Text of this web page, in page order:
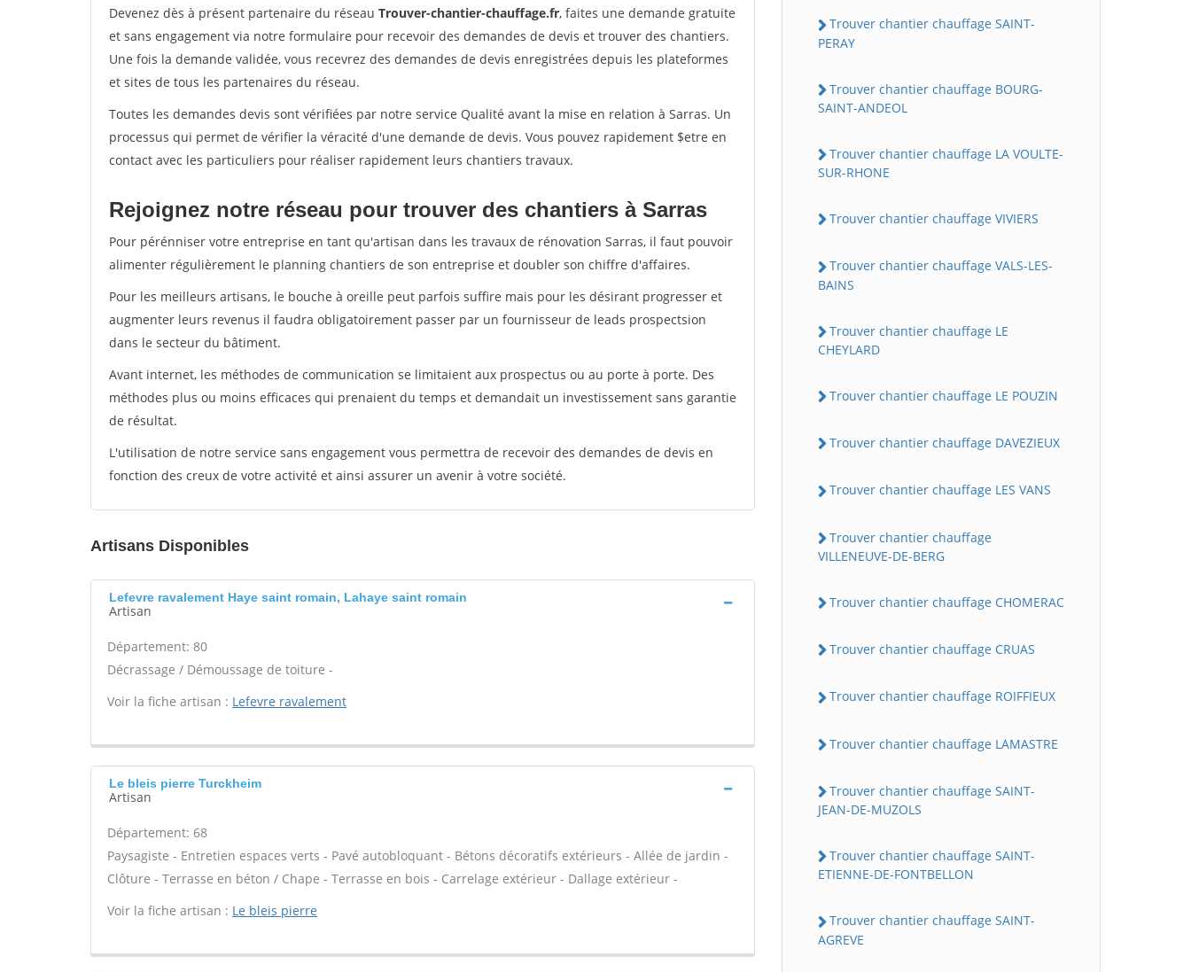
Devenez dès à présent partenaire du réseau Trouver-chantier-chauffage.fr, faites une demande gratuite
et sans engagement via notre formulaire pour recevoir des demandes de devis et trouver des chantiers.
Une fois la demande validée, vous recevrez des demandes de devis enregistrées depuis les plateformes
et sites de tous les partenaires du réseau.
Toutes les demandes devis sont vérifiées par notre service Qualité avant la mise en relation à Sarras. Un
processus qui permet de vérifier la véracité d'une demande de devis. Vous pouvez rapidement $etre en
contact avec les particuliers pour réaliser rapidement leurs chantiers travaux.
Rejoignez notre réseau pour trouver des chantiers à Sarras
Pour pérénniser votre entreprise en tant qu'artisan dans les travaux de rénovation Sarras, il faut pouvoir
alimenter régulièrement le planning chantiers de son entreprise et doubler son chiffre d'affaires.
Pour les meilleurs artisans, le bouche à oreille peut parfois suffire mais pour les désirant progresser et
augmenter leurs revenus il faudra obligatoirement passer par un fournisseur de leads prospectsion
dans le secteur du bâtiment.
Avant internet, les méthodes de communication se limitaient aux prospectus ou au porte à porte. Des
méthodes plus ou moins efficaces qui prenaient du temps et demandait un investissement sans garantie
de résultat.
L'utilisation de notre service sans engagement vous permettra de recevoir des demandes de devis en
fonction des creux de votre activité et ainsi assurer un avenir à votre société.
Artisans Disponibles
Lefevre ravalement Haye saint romain, Lahaye saint romain
Artisan
Département: 80
Décrassage / Démoussage de toiture -
Voir la fiche artisan : Lefevre ravalement
Le bleis pierre Turckheim
Artisan
Département: 68
Paysagiste - Entretien espaces verts - Pavé autobloquant - Bétons décoratifs extérieurs - Allée de jardin -
Clôture - Terrasse en béton / Chape - Terrasse en bois - Carrelage extérieur - Dallage extérieur -
Voir la fiche artisan : Le bleis pierre
Trouver chantier chauffage SAINT-
PERAY
Trouver chantier chauffage BOURG-
SAINT-ANDEOL
Trouver chantier chauffage LA VOULTE-
SUR-RHONE
Trouver chantier chauffage VIVIERS
Trouver chantier chauffage VALS-LES-
BAINS
Trouver chantier chauffage LE
CHEYLARD
Trouver chantier chauffage LE POUZIN
Trouver chantier chauffage DAVEZIEUX
Trouver chantier chauffage LES VANS
Trouver chantier chauffage
VILLENEUVE-DE-BERG
Trouver chantier chauffage CHOMERAC
Trouver chantier chauffage CRUAS
Trouver chantier chauffage ROIFFIEUX
Trouver chantier chauffage LAMASTRE
Trouver chantier chauffage SAINT-
JEAN-DE-MUZOLS
Trouver chantier chauffage SAINT-
ETIENNE-DE-FONTBELLON
Trouver chantier chauffage SAINT-
AGREVE